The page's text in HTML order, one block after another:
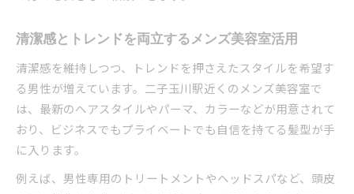
清潔感とトレンドを両立するメンズ美容室活用
清潔感を維持しつつ、トレンドを押さえたスタイルを希望す
る男性が増えています。二子玉川駅近くのメンズ美容室で
は、最新のヘアスタイルやパーマ、カラーなどが用意されて
おり、ビジネスでもプライベートでも自信を持てる髪型が手
に入ります。
例えば、男性専用のトリートメントやヘッドスパなど、頭皮